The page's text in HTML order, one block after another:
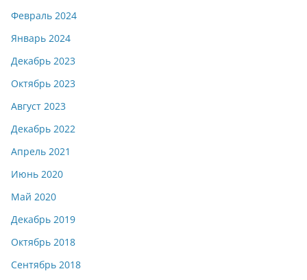
Февраль 2024
Январь 2024
Декабрь 2023
Октябрь 2023
Август 2023
Декабрь 2022
Апрель 2021
Июнь 2020
Май 2020
Декабрь 2019
Октябрь 2018
Сентябрь 2018